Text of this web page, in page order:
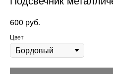
600 руб.
Цвет